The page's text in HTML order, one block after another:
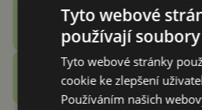
stovky zlatý
Vašek Švec
Zobrazit další
Recenze
Tyto webové
používají
Tyto webové stránky
cookie ke zlepšení
Používáním našich